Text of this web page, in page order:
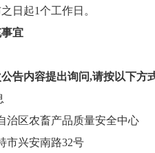
日起1个工作日。
宜
告内容提出询问,请按以下方
治区农畜产品质量安全中心
市兴安南路32号